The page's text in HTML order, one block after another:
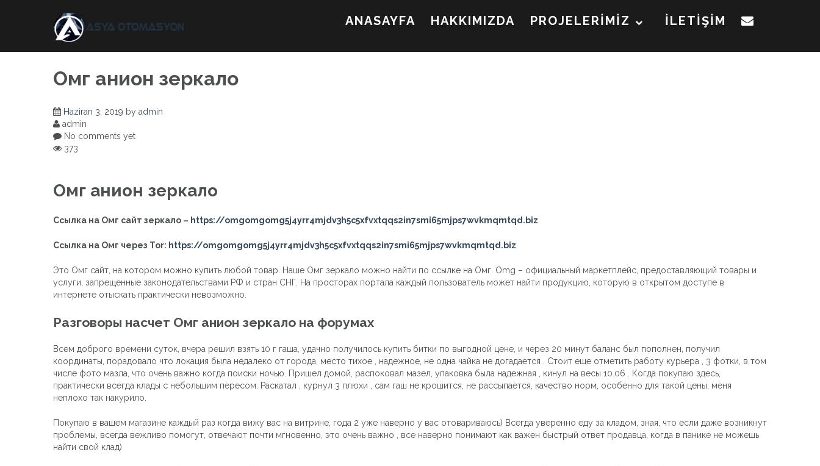
ANASAYFA HAKKIMIZDA PROJELERİMİZ İLETİŞİM
Омг анион зеркало
Haziran 3, 2019 by admin
admin
No comments yet
373
Омг анион зеркало
Ссылка на Омг сайт зеркало – https://omgomgomg5j4yrr4mjdv3h5c5xfvxtqqs2in7smi65mjps7wvkmqmtqd.biz
Ссылка на Омг через Tor: https://omgomgomg5j4yrr4mjdv3h5c5xfvxtqqs2in7smi65mjps7wvkmqmtqd.biz
Это Омг сайт, на котором можно купить любой товар. Наше Омг зеркало можно найти по ссылке на Омг. Omg – официальный маркетплейс, предоставляющий товары и
услуги, запрещенные законодательствами РФ и стран СНГ. На просторах портала каждый пользователь может найти продукцию, которую в открытом доступе в
интернете отыскать практически невозможно.
Разговоры насчет Омг анион зеркало на форумах
Всем доброго времени суток, вчера решил взять 10 г гаша, удачно получилось купить битки по выгодной цене, и через 20 минут баланс был пополнен, получил
координаты, порадовало что локация была недалеко от города, место тихое , надежное, не одна чайка не догадается . Стоит еще отметить работу курьера , 3 фотки, в том
числе фото мазла, что очень важно когда поиски ночью. Пришел домой, распоковал мазел, упаковка была надежная , кинул на весы 10.06 . Когда покупаю здесь,
практически всегда клады с небольшим пересом. Раскатал , курнул 3 плюхи , сам гаш не крошится, не рассыпается, качество норм, особенно для такой цены, меня
неплохо так накурило.
Покупаю в вашем магазине каждый раз когда вижу вас на витрине, года 2 уже наверно у вас отовариваюсь) Всегда уверенно еду за кладом, зная, что если даже возникнут
проблемы, всегда вежливо помогут, отвечают почти мгновенно, это очень важно , все наверно понимают как важен быстрый ответ продавца, когда в панике не можешь
найти свой клад)